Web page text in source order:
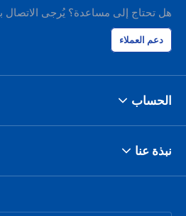
هل تحتاج إلى مساعدة؟ يُرجى الاتصال
دعم العملاء
الحساب
نبذة عنا